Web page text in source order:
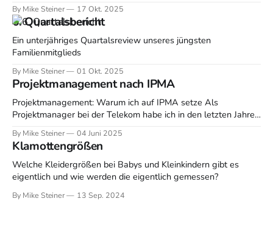
Kommunikationsfluss hält Teams auf Kurs, sorgt für
Transparenz und verhindert Missverständnisse. Studien zeigen,
dass mangelnde Kommunikation zu Zeitverlust, erhöhter
Fehlerquote und im
By Mike Steiner 17 Okt. 2025
6. Quartalsbericht
Ein unterjähriges Quartalsreview unseres jüngsten
Familienmitglieds
By Mike Steiner 01 Okt. 2025
Projektmanagement nach IPMA
Projektmanagement: Warum ich auf IPMA setze Als
Projektmanager bei der Telekom habe ich in den letzten Jahren
Projektmanagement nach IPMA hat für mich einen ganz
besonderen Stellenwert bekommen – und ich möchte gerne
teilen, warum das so ist und wie ich davon profitiere. Was
By Mike Steiner 04 Juni 2025
Klamottengrößen
Welche Kleidergrößen bei Babys und Kleinkindern gibt es
eigentlich und wie werden die eigentlich gemessen?
By Mike Steiner 13 Sep. 2024